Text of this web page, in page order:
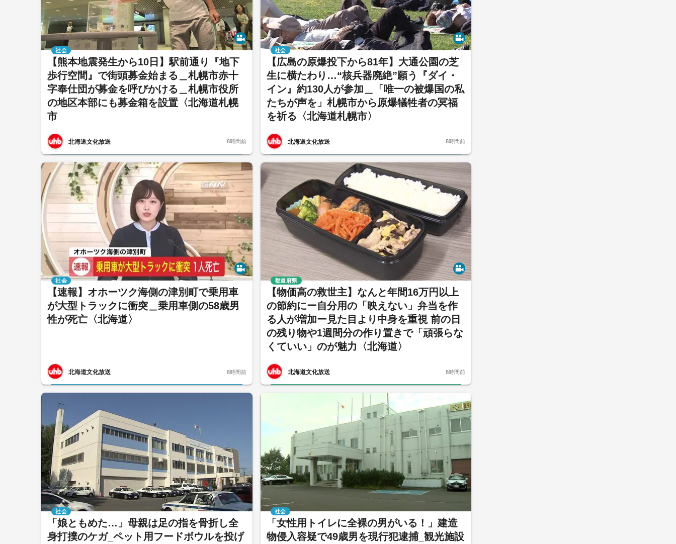
【熊本地震発生から10日】駅前通り『地下
歩行空間』で街頭募金始まる＿札幌市赤十
字奉仕団が募金を呼びかける＿札幌市役所
の地区本部にも募金箱を設置〈北海道札幌
市
北海道文化放送
社会
8時間前
【広島の原爆投下から81年】大通公園の芝
生に横たわり…“核兵器廃絶”願う『ダイ・
イン』約130人が参加＿「唯一の被爆国の私
たちが声を」札幌市から原爆犠牲者の冥福
を祈る〈北海道札幌市〉
北海道文化放送
社会
8時間前
【速報】オホーツク海側の津別町で乗用車
が大型トラックに衝突＿乗用車側の58歳男
性が死亡〈北海道〉
北海道文化放送
社会
8時間前
【物価高の救世主】なんと年間16万円以上
の節約にー自分用の「映えない」弁当を作
る人が増加ー見た目より中身を重視 前の日
の残り物や1週間分の作り置きで「頑張らな
くていい」のが魅力〈北海道〉
北海道文化放送
都道府県
8時間前
「娘ともめた…」母親は足の指を骨折し全
身打撲のケガ_ペット用フードボウルを投げ
社会
「女性用トイレに全裸の男がいる！」建造
物侵入容疑で49歳男を現行犯逮捕_観光施設
社会